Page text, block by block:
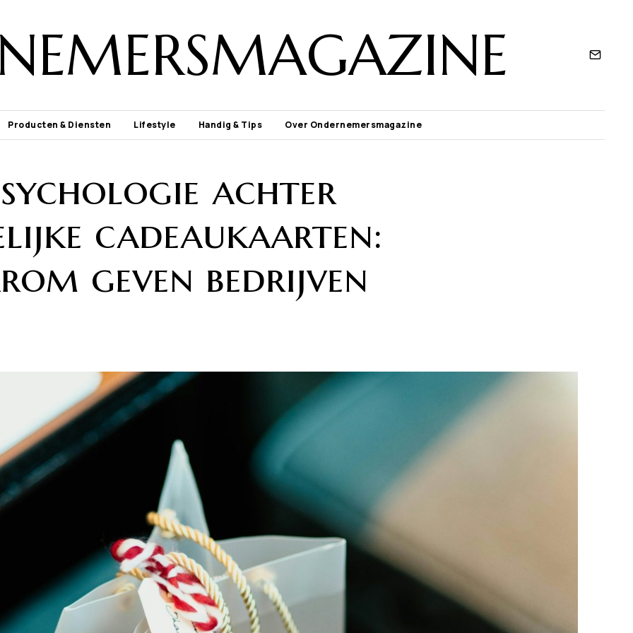
Producten & Diensten Lifestyle Handig & Tips Over Ondernemersmagazine
achter
cadeaukaarten:
geven bedrijven